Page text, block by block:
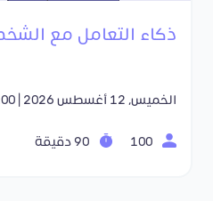
ذكاء التعامل مع
الخميس, 12 أغسطس 2026 | 09:00 م - 10:30 م